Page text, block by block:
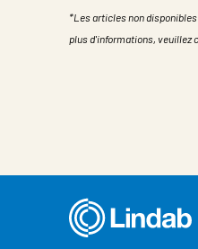
*Les articles non
plus d'informations, veuillez